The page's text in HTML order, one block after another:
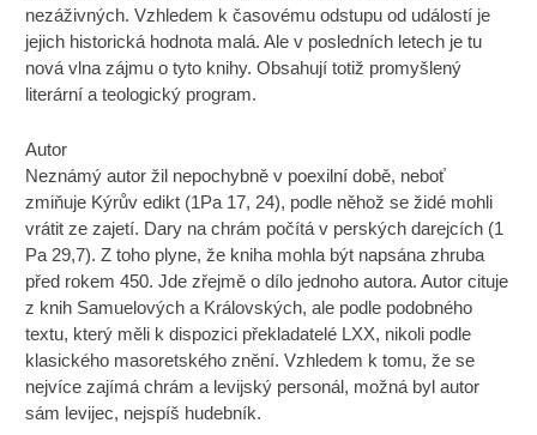
nezáživných. Vzhledem k časovému odstupu od událostí je
jejich historická hodnota malá. Ale v posledních letech je tu
nová vlna zájmu o tyto knihy. Obsahují totiž promyšlený
literární a teologický program.
Autor
Neznámý autor žil nepochybně v poexilní době, neboť
zmiňuje Kýrův edikt (1Pa 17, 24), podle něhož se židé mohli
vrátit ze zajetí. Dary na chrám počítá v perských darejcích (1
Pa 29,7). Z toho plyne, že kniha mohla být napsána zhruba
před rokem 450. Jde zřejmě o dílo jednoho autora. Autor cituje
z knih Samuelových a Královských, ale podle podobného
textu, který měli k dispozici překladatelé LXX, nikoli podle
klasického masoretského znění. Vzhledem k tomu, že se
nejvíce zajímá chrám a levijský personál, možná byl autor
sám levijec, nejspíš hudebník.